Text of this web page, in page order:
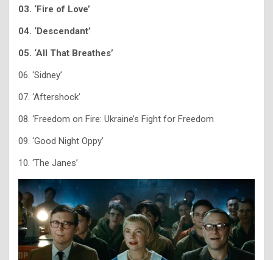
03. ‘Fire of Love’
04. ‘Descendant’
05. ‘All That Breathes’
06. ‘Sidney’
07. ‘Aftershock’
08. ‘Freedom on Fire: Ukraine’s Fight for Freedom
09. ‘Good Night Oppy’
10. ‘The Janes’